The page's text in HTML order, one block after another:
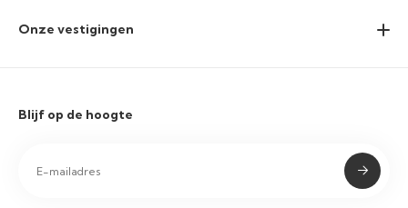
Onze vestigingen
Blijf op de hoogte